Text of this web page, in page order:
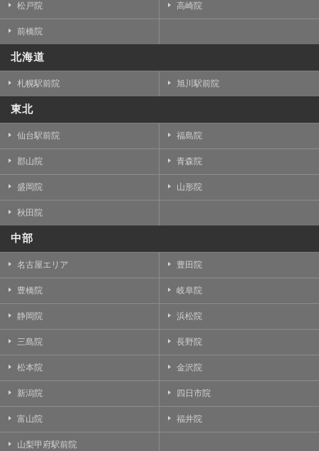
松戸院 高崎院
前橋院
北海道
札幌駅前院 旭川駅前院
東北
仙台駅前院 福島院
郡山院 青森院
盛岡院 山形院
秋田院
中部
名古屋エリア 豊田院
豊橋院 岐阜院
静岡院 浜松院
三島院 長野院
松本院 金沢院
新潟院 四日市院
富山院 福井院
山梨甲府駅前院